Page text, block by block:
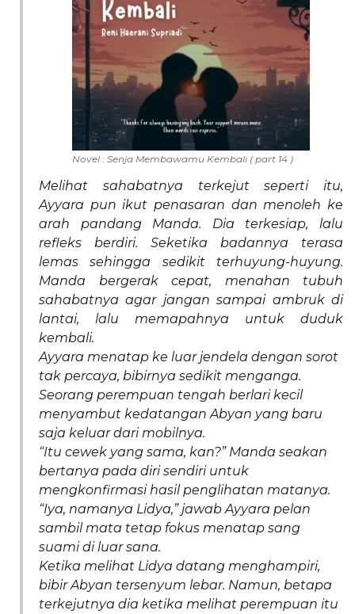
Novel : Senja Membawamu Kembali ( part 14 )
Melihat sahabatnya terkejut seperti itu,
Ayyara pun ikut penasaran dan menoleh ke
arah pandang Manda. Dia terkesiap, lalu
refleks berdiri. Seketika badannya terasa
lemas sehingga sedikit terhuyung-huyung.
Manda bergerak cepat, menahan tubuh
sahabatnya agar jangan sampai ambruk di
lantai, lalu memapahnya untuk duduk
kembali.
Ayyara menatap ke luar jendela dengan sorot
tak percaya, bibirnya sedikit menganga.
Seorang perempuan tengah berlari kecil
menyambut kedatangan Abyan yang baru
saja keluar dari mobilnya.
“Itu cewek yang sama, kan?” Manda seakan
bertanya pada diri sendiri untuk
mengkonfirmasi hasil penglihatan matanya.
“Iya, namanya Lidya,” jawab Ayyara pelan
sambil mata tetap fokus menatap sang
suami di luar sana.
Ketika melihat Lidya datang menghampiri,
bibir Abyan tersenyum lebar. Namun, betapa
terkejutnya dia ketika melihat perempuan itu